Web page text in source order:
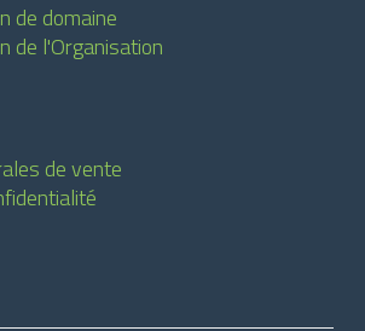
de domaine
de l'Organisation
de vente